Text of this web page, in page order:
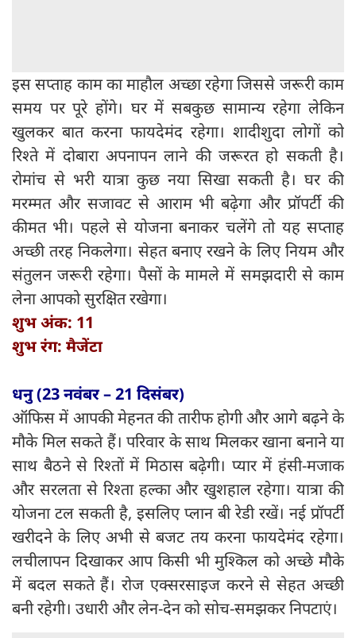
इस सप्ताह काम का माहौल अच्छा रहेगा जिससे जरूरी काम
समय पर पूरे होंगे। घर में सबकुछ सामान्य रहेगा लेकिन
खुलकर बात करना फायदेमंद रहेगा। शादीशुदा लोगों को
रिश्ते में दोबारा अपनापन लाने की जरूरत हो सकती है।
रोमांच से भरी यात्रा कुछ नया सिखा सकती है। घर की
मरम्मत और सजावट से आराम भी बढ़ेगा और प्रॉपर्टी की
कीमत भी। पहले से योजना बनाकर चलेंगे तो यह सप्ताह
अच्छी तरह निकलेगा। सेहत बनाए रखने के लिए नियम और
संतुलन जरूरी रहेगा। पैसों के मामले में समझदारी से काम
लेना आपको सुरक्षित रखेगा।
शुभ अंक: 11
शुभ रंग: मैजेंटा
धनु (23 नवंबर – 21 दिसंबर)
ऑफिस में आपकी मेहनत की तारीफ होगी और आगे बढ़ने के
मौके मिल सकते हैं। परिवार के साथ मिलकर खाना बनाने या
साथ बैठने से रिश्तों में मिठास बढ़ेगी। प्यार में हंसी-मजाक
और सरलता से रिश्ता हल्का और खुशहाल रहेगा। यात्रा की
योजना टल सकती है, इसलिए प्लान बी रेडी रखें। नई प्रॉपर्टी
खरीदने के लिए अभी से बजट तय करना फायदेमंद रहेगा।
लचीलापन दिखाकर आप किसी भी मुश्किल को अच्छे मौके
में बदल सकते हैं। रोज एक्सरसाइज करने से सेहत अच्छी
बनी रहेगी। उधारी और लेन-देन को सोच-समझकर निपटाएं।